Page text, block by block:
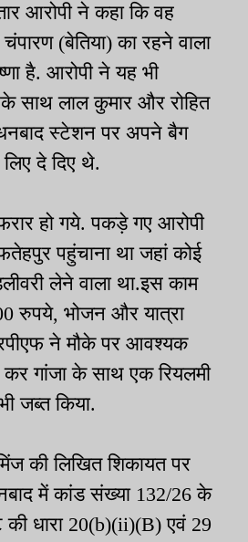
आरोपी ने कहा कि वह
(बेतिया) का रहने वाला
है. आरोपी ने यह भी
साथ लाल कुमार और रोहित
स्टेशन पर अपने बैग
दे दिए थे.
हो गये. पकड़े गए आरोपी
पहुंचाना था जहां कोई
लेने वाला था.इस काम
रुपये, भोजन और यात्रा
ने मौके पर आवश्यक
कर गांजा के साथ एक रियलमी
जब्त किया.
की लिखित शिकायत पर
में कांड संख्या 132/26 के
धारा 20(b)(ii)(B) एवं 29